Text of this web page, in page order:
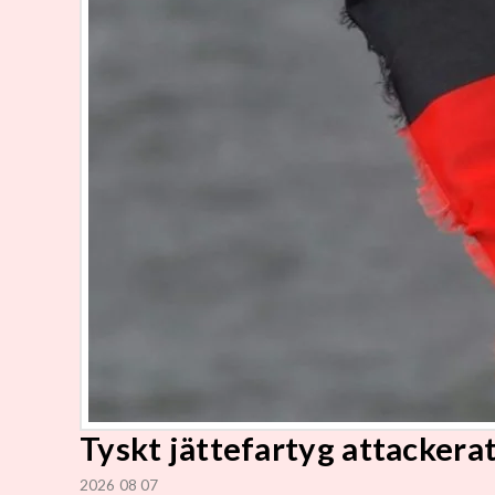
Tyskt jättefartyg
2026 08 07